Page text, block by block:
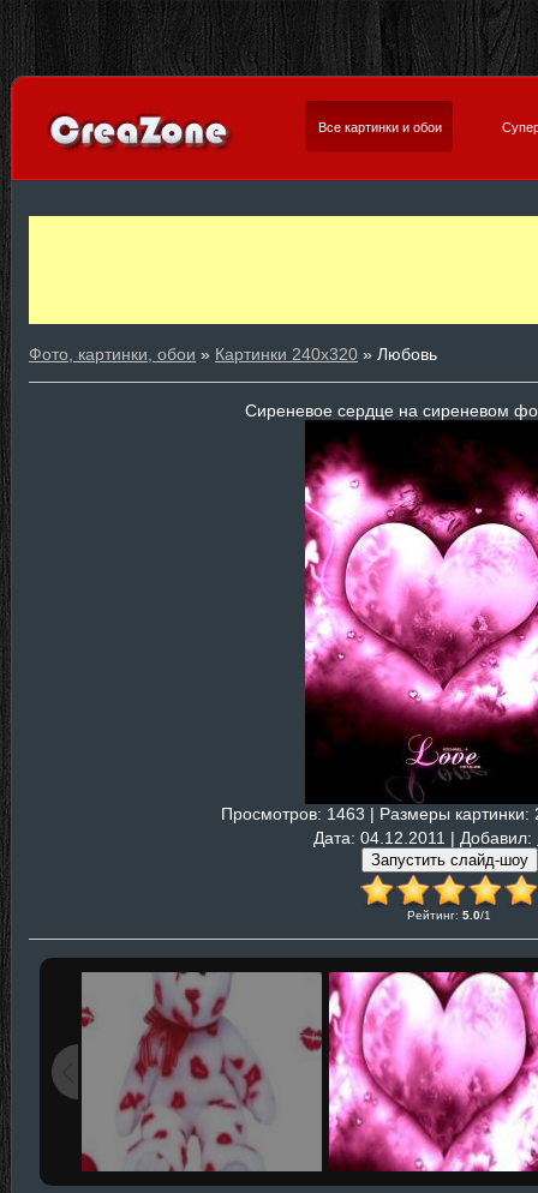
Все картинки и обои
Фото, картинки, обои » Картинки 240х320 » Любовь
Сиреневое сердце на сиреневом
Просмотров: 1463 | Размеры картинки:
Дата: 04.12.2011 | Добавил:
Рейтинг: 5.0/1